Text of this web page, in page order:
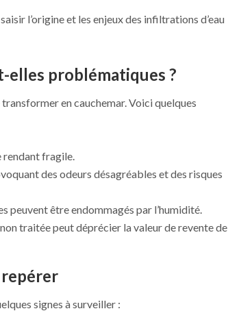
l’origine et les enjeux des infiltrations d’eau
problématiques ?
en cauchemar. Voici quelques
rendant fragile.
des odeurs désagréables et des risques
peuvent être endommagés par l’humidité.
traitée peut déprécier la valeur de revente de
repérer
signes à surveiller :